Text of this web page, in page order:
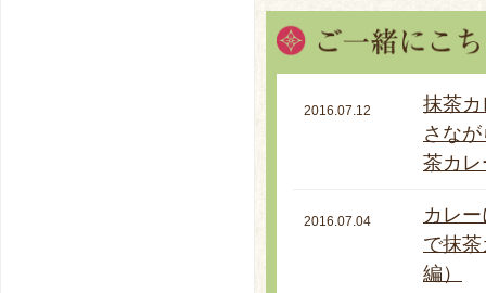
2016.07.12
抹茶
さな
茶カ
2016.07.04
カレ
で抹
編）